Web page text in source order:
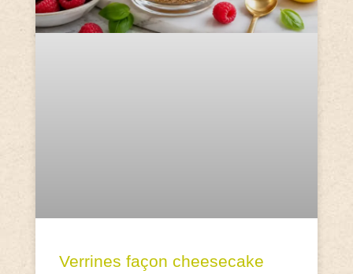
Verrines façon cheesecake